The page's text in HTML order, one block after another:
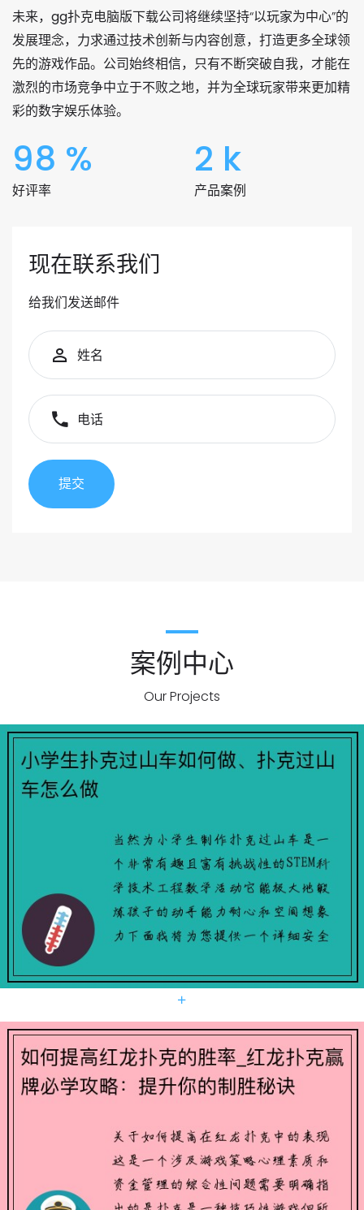
未来， gg扑克电脑版下载公司将继续坚持“以玩家为中心”的
发展理念，力求通过技术创新与内容创意，打造更多全球领
先的游戏作品。公司始终相信，只有不断突破自我，才能在
激烈的市场竞争中立于不败之地，并为全球玩家带来更加精
彩的数字娱乐体验。
98 %
好评率
2 k
产品案例
现在联系我们
给我们发送邮件
姓名
电话
提交
案例中心
Our Projects